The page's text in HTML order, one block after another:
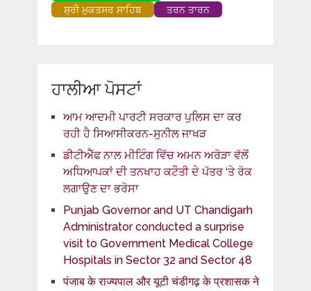
ਸ਼੍ਰੀ ਮੁਕਤਸਰ ਸਾਹਿਬ
ਤਰਨ ਤਾਰਨ
ਹਾਲੀਆ ਪੋਸਟਾਂ
ਆਮ ਆਦਮੀ ਪਾਰਟੀ ਸਰਕਾਰ ਪੁਲਿਸ ਦਾ ਕਰ
ਰਹੀ ਹੈ ਸਿਆਸੀਕਰਨ-ਸੁਨੀਲ ਜਾਖੜ
ਡੀਟੀਐੱਫ ਨਾਲ ਮੀਟਿੰਗ ਵਿੱਚ ਅਮਨ ਅਰੋੜਾ ਵੱਲੋਂ
ਅਧਿਆਪਕਾਂ ਦੀ ਤਨਖਾਹ ਕਟੌਤੀ ਦੇ ਪੱਤਰ ‘ਤੇ ਰੋਕ
ਲਗਾਉਣ ਦਾ ਭਰੋਸਾ
Punjab Governor and UT Chandigarh
Administrator conducted a surprise
visit to Government Medical College
Hospitals in Sector 32 and Sector 48
पंजाब के राज्यपाल और यूटी चंडीगढ़ के प्रशासक ने